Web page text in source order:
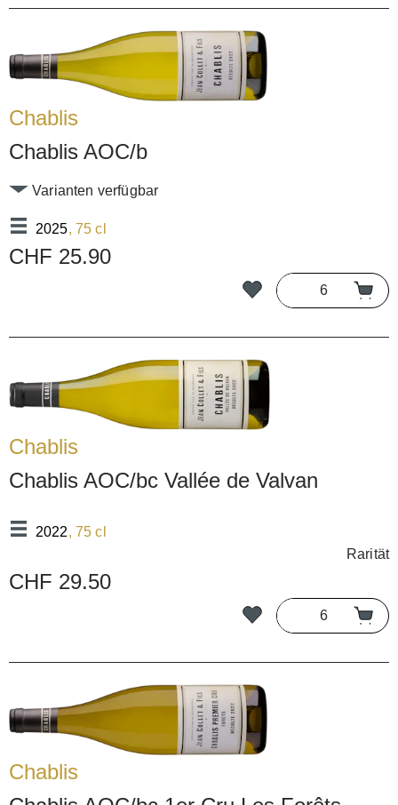
Chablis
Chablis AOC/b
2025, 75 cl
Varianten verfügbar
CHF 25.90
Chablis
Chablis AOC/bc Vallée de Valvan
2022, 75 cl
Rarität
CHF 29.50
Chablis